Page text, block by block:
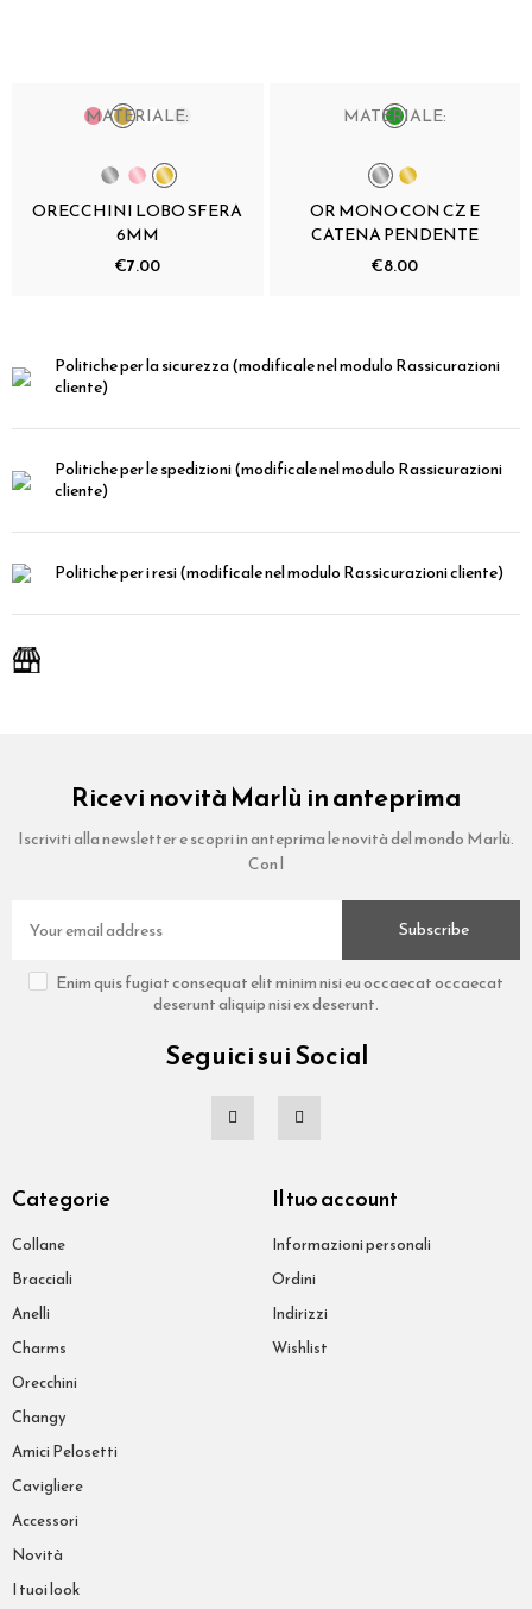
MATERIALE:
ORECCHINI LOBO SFERA
6MM
€7.00
MATERIALE:
OR MONO CON CZ E
CATENA PENDENTE
€8.00
Politiche per la sicurezza(modificale nel modulo Rassicurazioni
cliente)
Politiche per le spedizioni(modificale nel modulo Rassicurazioni
cliente)
Politiche per i resi(modificale nel modulo Rassicurazioni cliente)
Ricevi novità Marlù in anteprima
Iscriviti alla newsletter e scopri in anteprima le novità del mondo Marlù.
Con l
Subscribe
Enim quis fugiat consequat elit minim nisi eu occaecat occaecat
deserunt aliquip nisi ex deserunt.
Seguici sui Social
Categorie
Collane
Bracciali
Anelli
Charms
Orecchini
Changy
Amici Pelosetti
Cavigliere
Accessori
Novità
I tuoi look
Il tuo account
Informazioni personali
Ordini
Indirizzi
Wishlist